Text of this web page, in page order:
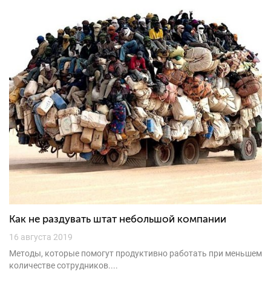
Как не раздувать штат небольшой компании
16 августа 2019
Методы, которые помогут продуктивно работать при меньшем
количестве сотрудников....